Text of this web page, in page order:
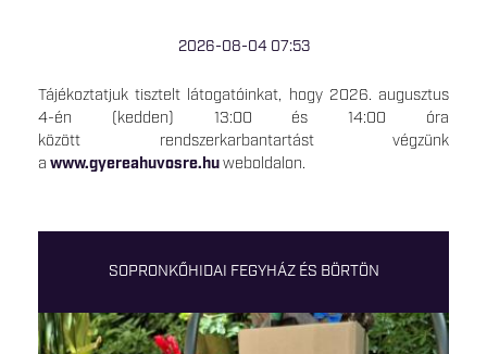
2026-08-04 07:53
Tájékoztatjuk tisztelt látogatóinkat, hogy 2026. augusztus
4-én (kedden) 13:00 és 14:00 óra
között rendszerkarbantartást végzünk
a www.gyereahuvosre.huweboldalon.
SOPRONKŐHIDAI FEGYHÁZ ÉS BÖRTÖN